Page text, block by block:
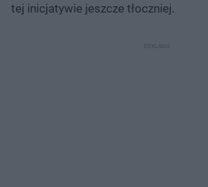
tej inicjatywie jeszcze tłoczniej.